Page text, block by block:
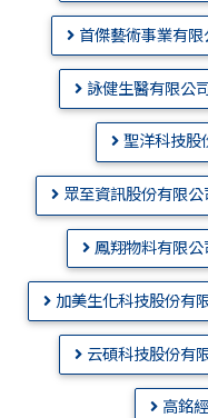
首傑藝術事業有限
詠健生醫有限公司
聖洋科技股
眾至資訊股份有限公
鳳翔物料有限公
加美生化科技股份有
云碩科技股份有
高銘